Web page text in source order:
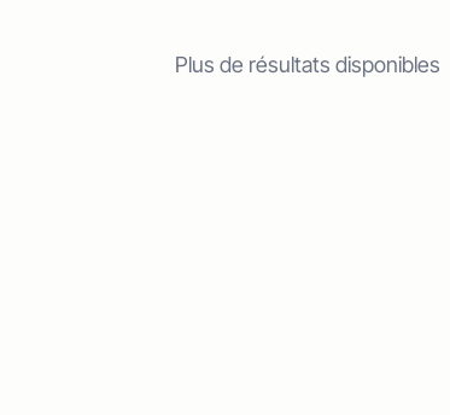
Plus de résultats disponibles